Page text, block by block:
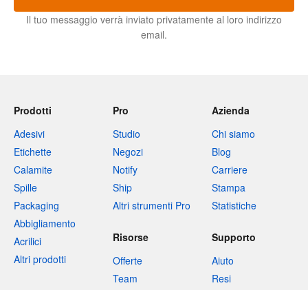
Il tuo messaggio verrà inviato privatamente al loro indirizzo
email.
Prodotti
Adesivi
Etichette
Calamite
Spille
Packaging
Abbigliamento
Acrilici
Altri prodotti
Pro
Studio
Negozi
Notify
Ship
Altri strumenti Pro
Azienda
Chi siamo
Blog
Carriere
Stampa
Statistiche
Risorse
Offerte
Team
Supporto
Aiuto
Resi